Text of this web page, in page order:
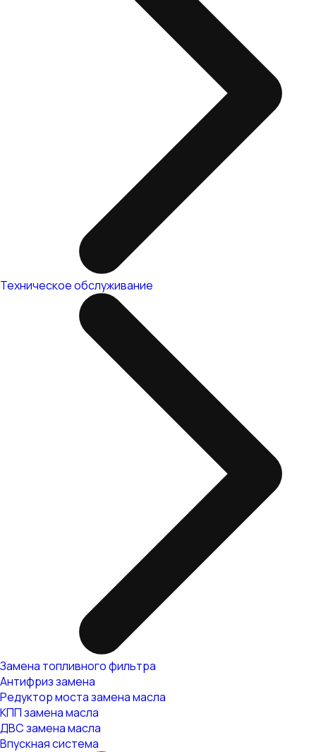
Техническое обслуживание
Замена топливного фильтра
Антифриз замена
Редуктор моста замена масла
КПП замена масла
ДВС замена масла
Впускная система